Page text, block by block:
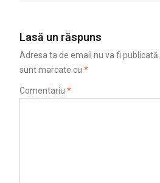
Lasă un răspuns
Adresa ta de email nu va fi publicată.
sunt marcate cu *
Comentariu *